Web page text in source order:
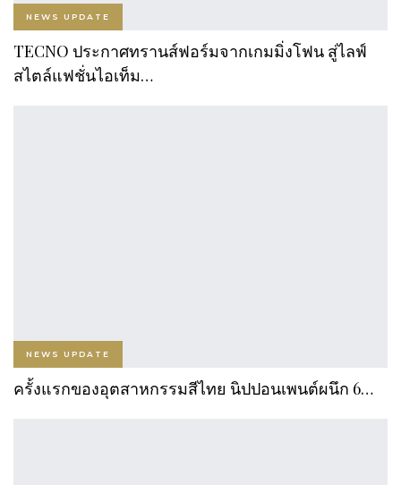
NEWS UPDATE
TECNO ประกาศทรานส์ฟอร์มจากเกมมิ่งโฟน สู่ไลฟ์
สไตล์แฟชั่นไอเท็ม…
NEWS UPDATE
ครั้งแรกของอุตสาหกรรมสีไทย นิปปอนเพนต์ผนึก 6…